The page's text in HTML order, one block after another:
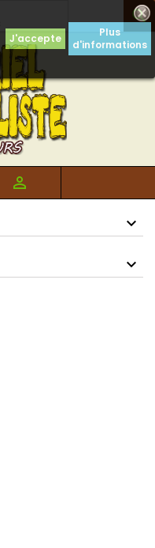

J'accepte
Plus
d'informations
